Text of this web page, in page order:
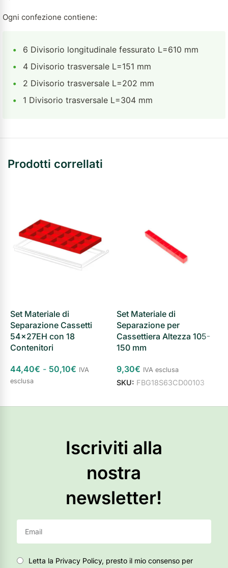
Ogni confezione contiene:
•
6 Divisorio longitudinale fessurato L=610 mm
•
4 Divisorio trasversale L=151 mm
•
2 Divisorio trasversale L=202 mm
•
1 Divisorio trasversale L=304 mm
Prodotti correllati
Set Materiale di
Separazione Cassetti
54x27EH con 18
Contenitori
44,40€ - 50,10€ IVA
esclusa
Set Materiale di
Separazione per
Cassettiera Altezza 105-
150 mm
9,30€ IVA esclusa
SKU: FBG18S63CD00103
Iscriviti alla
nostra
newsletter!
Letta la Privacy Policy, presto il mio consenso per